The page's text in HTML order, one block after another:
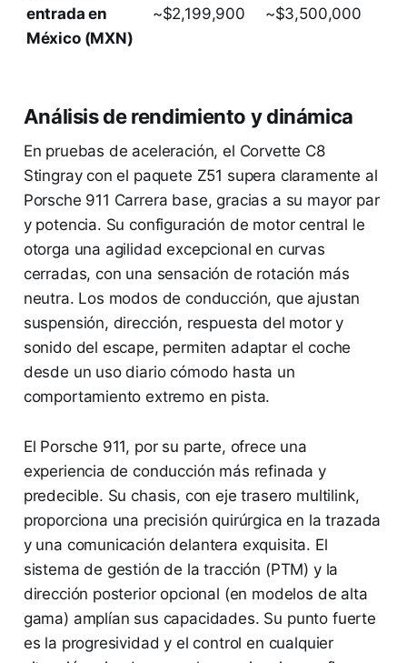
entrada en
México (MXN)
~$2,199,900 ~$3,500,000
Análisis de rendimiento y dinámica
En pruebas de aceleración, el Corvette C8
Stingray con el paquete Z51 supera claramente al
Porsche 911 Carrera base, gracias a su mayor par
y potencia. Su configuración de motor central le
otorga una agilidad excepcional en curvas
cerradas, con una sensación de rotación más
neutra. Los modos de conducción, que ajustan
suspensión, dirección, respuesta del motor y
sonido del escape, permiten adaptar el coche
desde un uso diario cómodo hasta un
comportamiento extremo en pista.
El Porsche 911, por su parte, ofrece una
experiencia de conducción más refinada y
predecible. Su chasis, con eje trasero multilink,
proporciona una precisión quirúrgica en la trazada
y una comunicación delantera exquisita. El
sistema de gestión de la tracción (PTM) y la
dirección posterior opcional (en modelos de alta
gama) amplían sus capacidades. Su punto fuerte
es la progresividad y el control en cualquier